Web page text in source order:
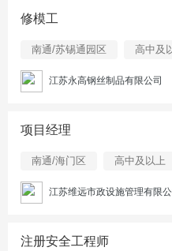
修模工
南通/苏锡通园区 高中及
江苏永高钢丝制品有限公司
项目经理
南通/海门区 高中及以上
江苏维远市政设施管理有限公
注册安全工程师